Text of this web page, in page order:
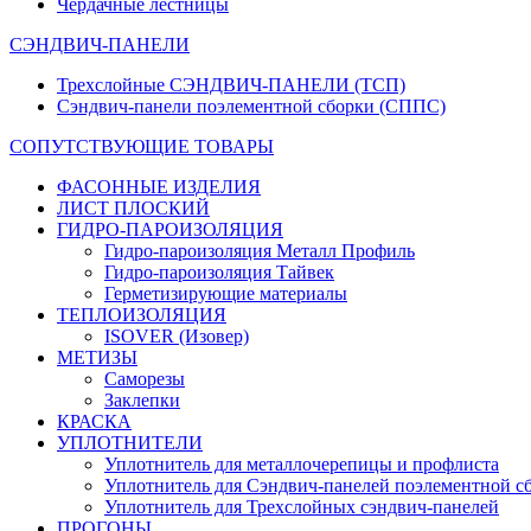
Чердачные лестницы
СЭНДВИЧ-ПАНЕЛИ
Трехслойные СЭНДВИЧ-ПАНЕЛИ (ТСП)
Сэндвич-панели поэлементной сборки (СППС)
СОПУТСТВУЮЩИЕ ТОВАРЫ
ФАСОННЫЕ ИЗДЕЛИЯ
ЛИСТ ПЛОСКИЙ
ГИДРО-ПАРОИЗОЛЯЦИЯ
Гидро-пароизоляция Металл Профиль
Гидро-пароизоляция Тайвек
Герметизирующие материалы
ТЕПЛОИЗОЛЯЦИЯ
ISOVER (Изовер)
МЕТИЗЫ
Саморезы
Заклепки
КРАСКА
УПЛОТНИТЕЛИ
Уплотнитель для металлочерепицы и профлиста
Уплотнитель для Сэндвич-панелей поэлементной
Уплотнитель для Трехслойных сэндвич-панелей